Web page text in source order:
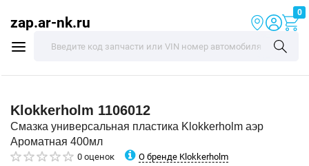
zap.ar-nk.ru
0
Klokkerholm 1106012
Смазка универсальная пластика Klokkerholm аэр
Ароматная 400мл
0 оценок О бренде Klokkerholm